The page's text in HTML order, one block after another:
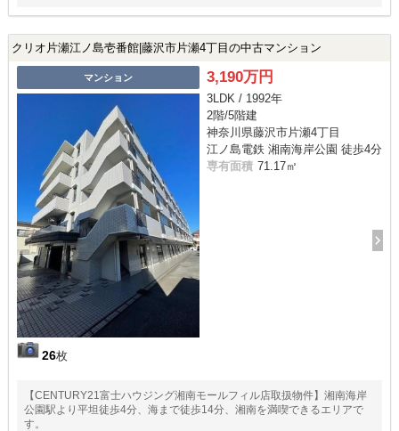
クリオ片瀬江ノ島壱番館|藤沢市片瀬4丁目の中古マンション
マンション
26枚
3,190万円
3LDK / 1992年
2階/5階建
神奈川県藤沢市片瀬4丁目
江ノ島電鉄 湘南海岸公園 徒歩4分
専有面積 71.17㎡
【CENTURY21富士ハウジング湘南モールフィル店取扱物件】湘南海岸
公園駅より平坦徒歩4分、海まで徒歩14分、湘南を満喫できるエリアで
す。